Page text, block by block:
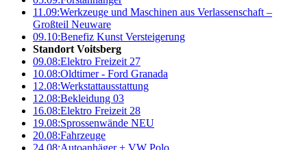
11.09:Werkzeuge und Maschinen aus Verlassenschaft –
Großteil Neuware
09.10:Benefiz Kunst Versteigerung
Standort Voitsberg
09.08:Elektro Freizeit 27
10.08:Oldtimer - Ford Granada
12.08:Werkstattausstattung
12.08:Bekleidung 03
16.08:Elektro Freizeit 28
19.08:Sprossenwände NEU
20.08:Fahrzeuge
24.08:Autoanhäger + VW Polo